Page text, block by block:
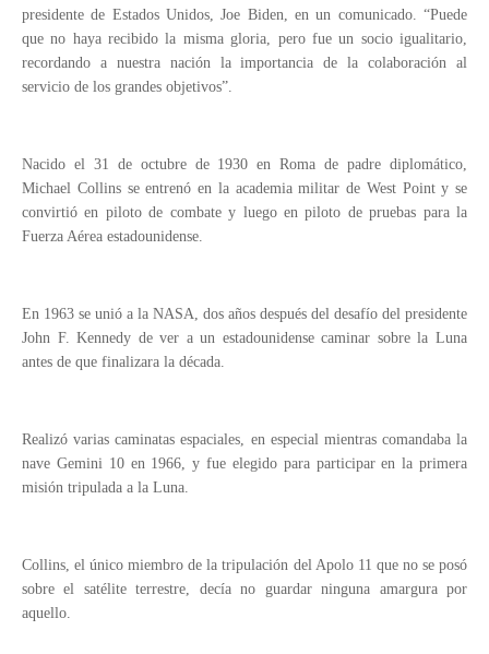
presidente de Estados Unidos, Joe Biden, en un comunicado. “Puede
que no haya recibido la misma gloria, pero fue un socio igualitario,
recordando a nuestra nación la importancia de la colaboración al
servicio de los grandes objetivos”.
Nacido el 31 de octubre de 1930 en Roma de padre diplomático,
Michael Collins se entrenó en la academia militar de West Point y se
convirtió en piloto de combate y luego en piloto de pruebas para la
Fuerza Aérea estadounidense.
En 1963 se unió a la NASA, dos años después del desafío del presidente
John F. Kennedy de ver a un estadounidense caminar sobre la Luna
antes de que finalizara la década.
Realizó varias caminatas espaciales, en especial mientras comandaba la
nave Gemini 10 en 1966, y fue elegido para participar en la primera
misión tripulada a la Luna.
Collins, el único miembro de la tripulación del Apolo 11 que no se posó
sobre el satélite terrestre, decía no guardar ninguna amargura por
aquello.